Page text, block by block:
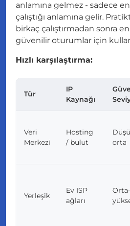
anlamına gelmez - sadece
çalıştığı anlamına gelir.
birkaç çalıştırmadan sonra
güvenilir oturumlar için
Hızlı karşılaştırma:
Tür
IP
Kaynağı
Veri
Merkezi
Hosting
/ bulut
orta
Yerleşik
Ev ISP
ağları